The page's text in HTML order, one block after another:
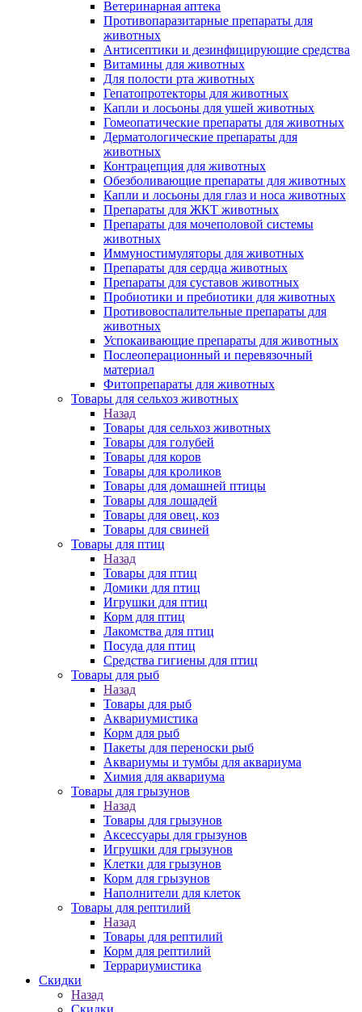
Ветеринарная аптека
Противопаразитарные препараты для
животных
Антисептики и дезинфицирующие средства
Витамины для животных
Для полости рта животных
Гепатопротекторы для животных
Капли и лосьоны для ушей животных
Гомеопатические препараты для животных
Дерматологические препараты для
животных
Контрацепция для животных
Обезболивающие препараты для животных
Капли и лосьоны для глаз и носа животных
Препараты для ЖКТ животных
Препараты для мочеполовой системы
животных
Иммуностимуляторы для животных
Препараты для сердца животных
Препараты для суставов животных
Пробиотики и пребиотики для животных
Противовоспалительные препараты для
животных
Успокаивающие препараты для животных
Послеоперационный и перевязочный
материал
Фитопрепараты для животных
Товары для сельхоз животных
Назад
Товары для сельхоз животных
Товары для голубей
Товары для коров
Товары для кроликов
Товары для домашней птицы
Товары для лошадей
Товары для овец, коз
Товары для свиней
Товары для птиц
Назад
Товары для птиц
Домики для птиц
Игрушки для птиц
Корм для птиц
Лакомства для птиц
Посуда для птиц
Средства гигиены для птиц
Товары для рыб
Назад
Товары для рыб
Аквариумистика
Корм для рыб
Пакеты для переноски рыб
Аквариумы и тумбы для аквариума
Химия для аквариума
Товары для грызунов
Назад
Товары для грызунов
Аксессуары для грызунов
Игрушки для грызунов
Клетки для грызунов
Корм для грызунов
Наполнители для клеток
Товары для рептилий
Назад
Товары для рептилий
Корм для рептилий
Террариумистика
Скидки
Назад
Скидки